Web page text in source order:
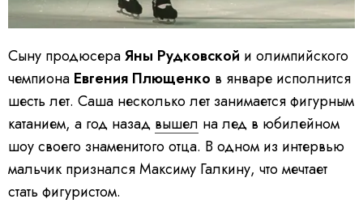
Сыну продюсераЯны Рудковской и олимпийского
чемпиона Евгения Плющенко в январе исполнится
шесть лет. Саша несколько лет занимается фигурным
катанием, а год назад вышел на лед в юбилейном
шоу своего знаменитого отца. В одном из интервью
мальчик признался Максиму Галкину, что мечтает
стать фигуристом.